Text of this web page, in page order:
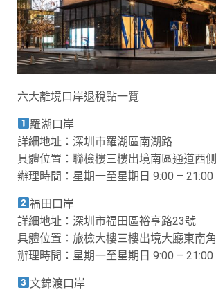
六大離境口岸退稅點一覽
羅湖口岸
詳細地址：深圳市羅湖區南湖路
具體位置：聯檢樓三樓出境南區通道西側
辦理時間：星期一至星期日 9:00 – 21:00
福田口岸
詳細地址：深圳市福田區裕亨路23號
具體位置：旅檢大樓三樓出境大廳東南角
辦理時間：星期一至星期日 9:00 – 21:00
文錦渡口岸